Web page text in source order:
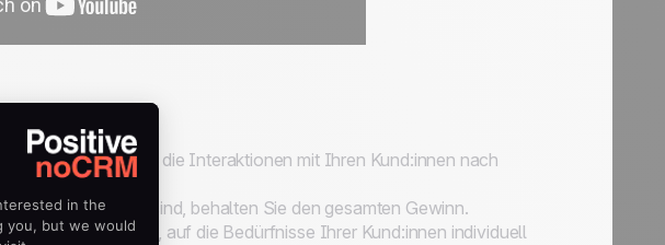
Sie gestalten die Interaktionen mit Ihren Kund:innen nach
beteiligt sind, behalten Sie den gesamten Gewinn.
ermöglicht Ihnen, auf die Bedürfnisse Ihrer Kund:innen individuell